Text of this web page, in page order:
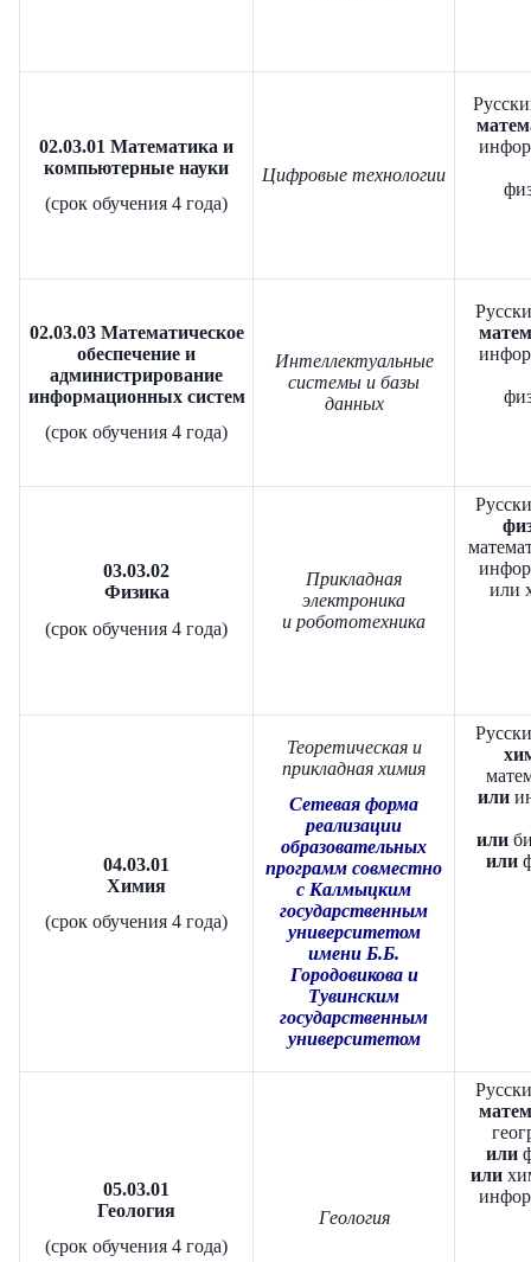
02.03.01 Математика и
компьютерные науки
(срок обучения 4 года)
Цифровые технологии
02.03.03 Математическое
обеспечение и
администрирование
информационных систем
(срок обучения 4 года)
Интеллектуальные
системы и базы
данных
03.03.02
Физика
(срок обучения 4 года)
Прикладная
электроника
и робототехника
или
04.03.01
Химия
(срок обучения 4 года)
Теоретическая и
прикладная химия
Сетевая форма
реализации
образовательных
программ совместно
с Калмыцким
государственным
университетом
имени Б.Б.
Городовикова и
Тувинским
государственным
университетом
или
или
или
05.03.01
Геология
(срок обучения 4 года)
Геология
или
или